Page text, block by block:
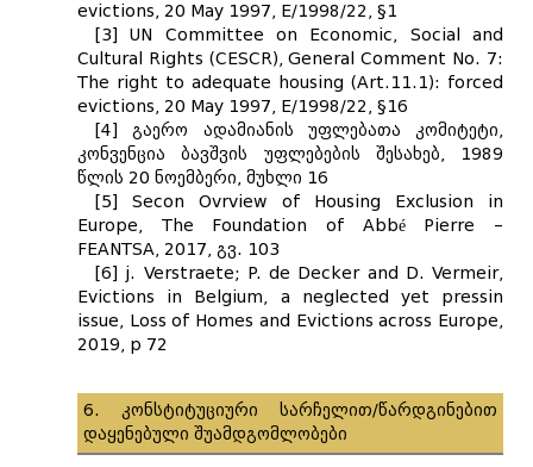
evictions, 20 May 1997, E/1998/22, §1
[3] UN Committee on Economic, Social and
Cultural Rights (CESCR), General Comment No. 7:
The right to adequate housing (Art.11.1): forced
evictions, 20 May 1997, E/1998/22, §16
[4] გაერო ადამიანის უფლებათა კომიტეტი,
კონვენცია ბავშვის უფლებების შესახებ, 1989
წლის 20 ნოემბერი, მუხლი 16
[5] Secon Ovrview of Housing Exclusion in
Europe, The Foundation of Abbé Pierre –
FEANTSA, 2017, გვ. 103
[6] j. Verstraete; P. de Decker and D. Vermeir,
Evictions in Belgium, a neglected yet pressin
issue, Loss of Homes and Evictions across Europe,
2019, p 72
6. კონსტიტუციური სარჩელით/წარდგინებით
დაყენებული შუამდგომლობები